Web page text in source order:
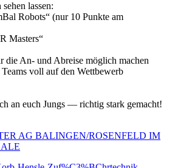
lassen:
Robots“ (nur 10 Punkte am
Masters“
die An- und Abreise möglich machen
voll auf den Wettbewerb
an euch Jungs — richtig stark gemacht!
AG BALINGEN/ROSENFELD IM